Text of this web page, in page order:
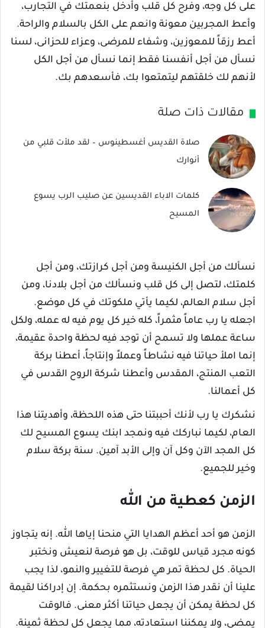
على كل وجه، وفرح كل قلب وأدخل بنعمتك في التجارب،
وأعط المجربين معونة وانعم على الكل بالسلام والراحة.
أعط رزقاً للمعوزين، وشفاء للمرضى، وعزاء للحزانى، لسنا
نسأل من أجل أنفسنا فقط إنما نسأل من أجل الكل
لأنهم لك خلقتهم ليتمتعوا بك، فأسعدهم بك.
مقالات ذات صلة
صلاة القديس أغسطينوس – لقد ملأت قلبي من
أنوارك
كلمات الاباء القديسين عن صليب الرب يسوع
المسيح
نسألك من أجل الكنيسة ومن أجل كرازتك، ومن أجل
كلمتك، لتصل إلى كل قلب ونسألك من أجل بلادنا، ومن
أجل سلام العالم، لكيما يأتي ملكوتك في كل موضع.
اجعله يا رب عاماً مثمراً، كله خير كل يوم فيه له عمله، ولكل
ساعة عملها ولا تسمح أن توجد فيه لحظة واحدة عقيمة،
إنما املأ حياتنا فيه نشاطاً وعملاً وإنتاجاً، أعطنا بركة
التعب المنتج، المقدس وأعطنا شركة الروح القدس في
كل أعمالنا.
نشكرك يا رب لأنك أحببتنا حتى هذه اللحظة، وأهديتنا هذا
العام، لكيما نباركك فيه ونمجد ابنك يسوع المسيح لك
كل المجد الآن وكل آن وإلى الأبد آمين. سنة بركة سلام
وخير للجميع.
الزمن كعطية من الله
الزمن هو أحد أعظم الهدايا التي منحنا إياها الله. إنه يتجاوز
كونه مجرد قياس للوقت، بل هو فرصة لنعيش ونختبر
الحياة. كل لحظة تمر هي فرصة للتغيير والنمو، لذا يجب
علينا أن نقدر هذا الزمن ونستثمره بحكمة. إن إدراكنا لقيمة
كل لحظة يمكن أن يجعل حياتنا أكثر معنى. فالوقت
يمضي، ولا يمكننا استعادته، مما يجعل كل لحظة ثمينة.